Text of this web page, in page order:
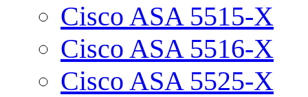
Cisco ASA 5515-X
Cisco ASA 5516-X
Cisco ASA 5525-X